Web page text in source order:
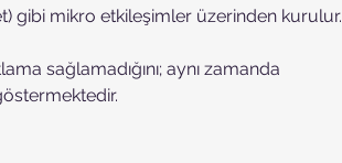
gibi mikro etkileşimler üzerinden kurulur.
sağlamadığını; aynı zamanda
göstermektedir.